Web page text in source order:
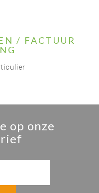
/ FACTUUR
op onze